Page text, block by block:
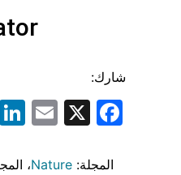
شارك:
X
المجلة: Nature،